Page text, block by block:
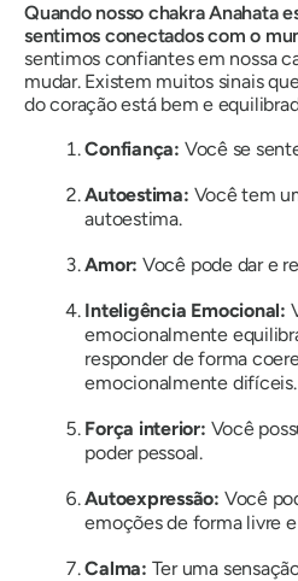
Quando nosso chakra Anahata
sentimos conectados com o
sentimos confiantes em nossa
mudar. Existem muitos sinais
do coração está bem e
Confiança: Você se
Autoestima: Você tem
autoestima.
Amor: Você pode dar e
Inteligência Emocional:
emocionalmente
responder de forma
emocionalmente difíceis.
Força interior: Você
poder pessoal.
Autoexpressão: Você
emoções de forma livre
Calma: Ter uma